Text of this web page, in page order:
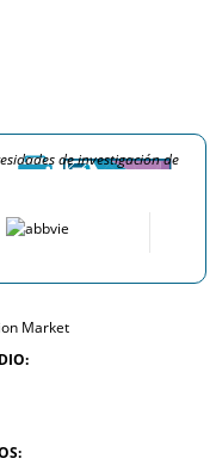
de investigación de